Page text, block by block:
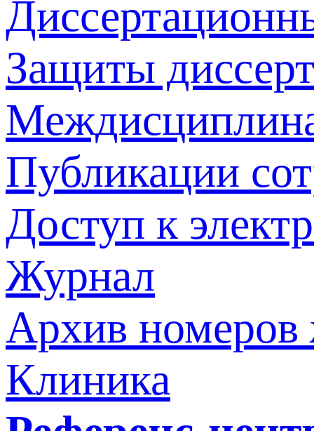
Защиты
Публикации
Доступ к
Журнал
Архив номеров
Клиника